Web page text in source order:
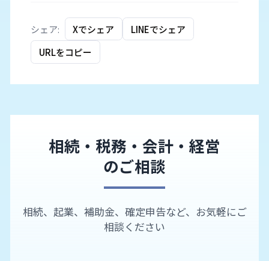
シェア: Xでシェア
LINEでシェア
URLをコピー
相続・税務・会計・経営
のご相談
相続、起業、補助金、確定申告など、お気軽にご
相談ください